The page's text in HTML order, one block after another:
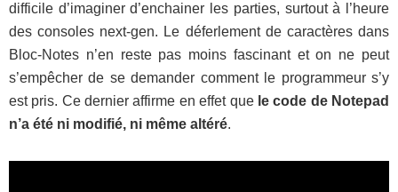
difficile d’imaginer d’enchainer les parties, surtout à l’heure
des consoles next-gen. Le déferlement de caractères dans
Bloc-Notes n’en reste pas moins fascinant et on ne peut
s’empêcher de se demander comment le programmeur s’y
est pris. Ce dernier affirme en effet que le code de Notepad
n’a été ni modifié, ni même altéré.